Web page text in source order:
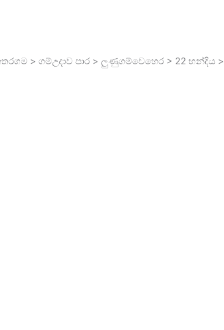
> ගම්උදාව පාර > ලුණුගම්වෙහෙර > 22 හන්දිය >